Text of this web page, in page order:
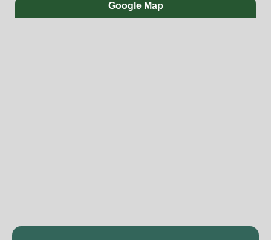
Google Map